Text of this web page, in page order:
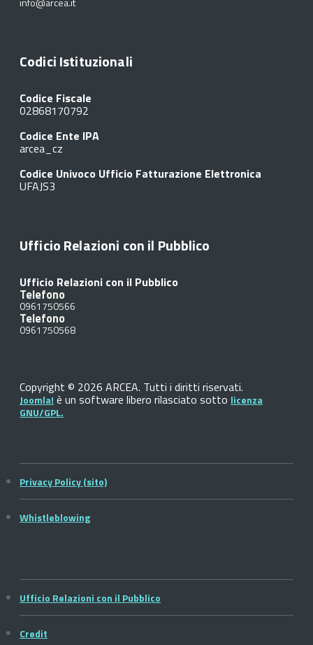
Codici Istituzionali
Codice Fiscale
02868170792
Codice Ente IPA
arcea_cz
Codice Univoco Ufficio Fatturazione Elettronica
UFAJS3
Ufficio Relazioni con il Pubblico
Ufficio Relazioni con il Pubblico
Telefono
0961750566
Telefono
0961750568
Copyright © 2026 ARCEA. Tutti i diritti riservati.
Joomla! è un software libero rilasciato sotto licenza
GNU/GPL.
Privacy Policy (sito)
Whistleblowing
Ufficio Relazioni con il Pubblico
Credit